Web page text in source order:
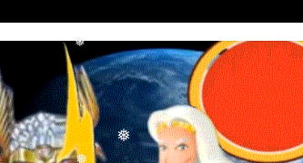
❅
❅